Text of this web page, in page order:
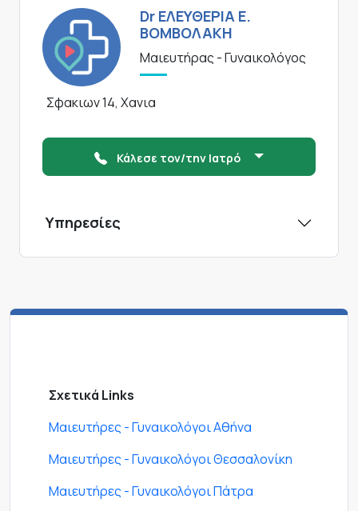
Dr ΕΛΕΥΘΕΡΙΑ Ε.
ΒΟΜΒΟΛΑΚΗ
Μαιευτήρας - Γυναικολόγος
Σφακιων 14, Χανια
Κάλεσε τον/την Ιατρό
Υπηρεσίες
Σχετικά Links
Μαιευτήρες - Γυναικολόγοι Αθήνα
Μαιευτήρες - Γυναικολόγοι Θεσσαλονίκη
Μαιευτήρες - Γυναικολόγοι Πάτρα